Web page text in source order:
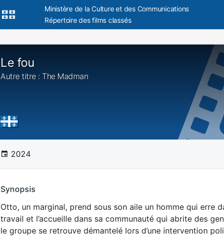
Ministère de la Culture et des Communications
Répertoire des films classés
Le fou
Autre titre : The Madman
2024
Synopsis
Otto, un marginal, prend sous son aile un homme qui erre
travail et l’accueille dans sa communauté qui abrite des
le groupe se retrouve démantelé lors d’une intervention